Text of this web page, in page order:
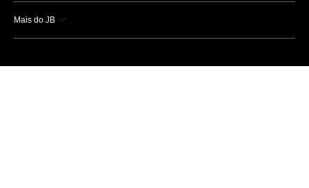
Mais do JB
Esportes